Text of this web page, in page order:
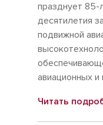
празднует 85-
десятилетия
подвижной
авиационных и
Читать